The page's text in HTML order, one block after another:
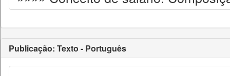
Publicação: Texto - Português